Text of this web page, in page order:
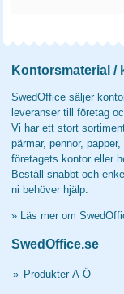
Kontorsmaterial /
SwedOffice säljer
leveranser till företag
Vi har ett stort
pärmar, pennor,
företagets kontor eller
Beställ snabbt och
ni behöver hjälp.
» Läs mer om
SwedOffice.se
» Produkter A-Ö